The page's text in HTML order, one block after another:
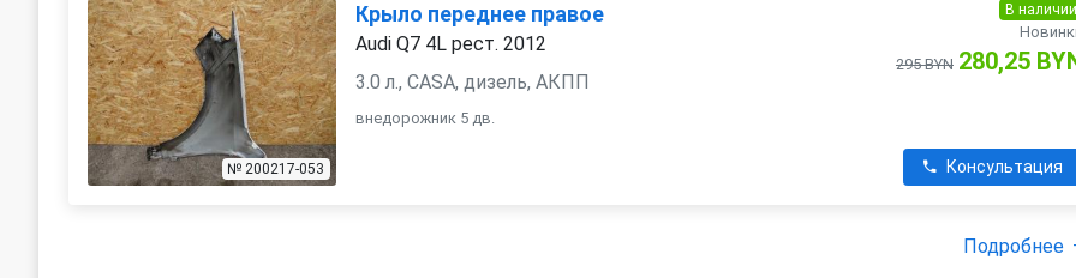
№ 200217-053
Крыло переднее правое
Audi Q7 4L рест. 2012
3.0 л., CASA, дизель, АКПП
внедорожник 5 дв.
В наличии
295 BYN 280,25
Консультация
Подробнее